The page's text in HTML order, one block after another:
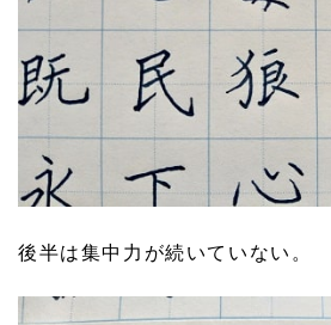
後半は集中力が続いていない。